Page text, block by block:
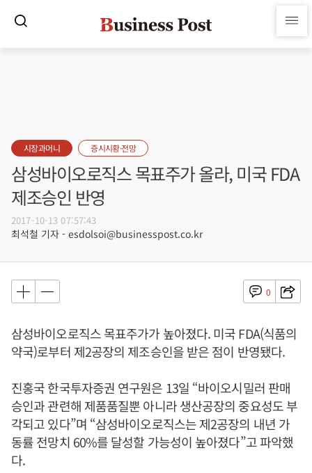
시장과머니 증시시황·전망
삼성바이오로직스 목표주가 올라, 미국 FDA
제조승인 반영
2017-10-13 07:57:43
최석철 기자 - esdolsoi@businesspost.co.kr
0
삼성바이오로직스 목표주가가 높아졌다. 미국 FDA(식품의
약국)로부터 제2공장의 제조승인을 받은 점이 반영됐다.
진홍국 한국투자증권 연구원은 13일 “바이오시밀러 판매
승인과 관련해 제품품질뿐 아니라 생산공장의 중요성도 부
각되고 있다”며 “삼성바이오로직스는 제2공장의 내년 가
동률 전망치 60%를 달성할 가능성이 높아졌다”고 파악했
다.